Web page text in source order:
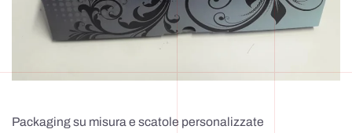
Packaging su misura e scatole personalizzate